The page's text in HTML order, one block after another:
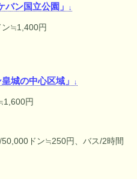
ン国立公園」
ン≒1,400円
城の中心区域」
円
ドン≒250円、バス/2時間